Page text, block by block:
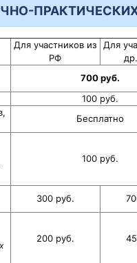
Для участников из
РФ
Для
700 руб.
100 руб.
Бесплатно
100 руб.
300 руб.
200 руб.